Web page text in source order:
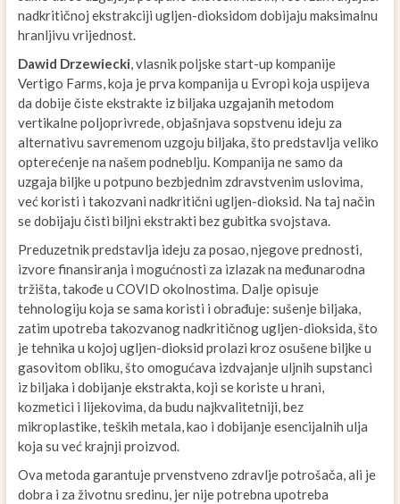
nadkritičnoj ekstrakciji ugljen-dioksidom dobijaju maksimalnu
hranljivu vrijednost.
Dawid Drzewiecki, vlasnik poljske start-up kompanije
Vertigo Farms, koja je prva kompanija u Evropi koja uspijeva
da dobije čiste ekstrakte iz biljaka uzgajanih metodom
vertikalne poljoprivrede, objašnjava sopstvenu ideju za
alternativu savremenom uzgoju biljaka, što predstavlja veliko
opterećenje na našem podneblju. Kompanija ne samo da
uzgaja biljke u potpuno bezbjednim zdravstvenim uslovima,
već koristi i takozvani nadkritični ugljen-dioksid. Na taj način
se dobijaju čisti biljni ekstrakti bez gubitka svojstava.
Preduzetnik predstavlja ideju za posao, njegove prednosti,
izvore finansiranja i mogućnosti za izlazak na međunarodna
tržišta, takođe u COVID okolnostima. Dalje opisuje
tehnologiju koja se sama koristi i obrađuje: sušenje biljaka,
zatim upotreba takozvanog nadkritičnog ugljen-dioksida, što
je tehnika u kojoj ugljen-dioksid prolazi kroz osušene biljke u
gasovitom obliku, što omogućava izdvajanje uljnih supstanci
iz biljaka i dobijanje ekstrakta, koji se koriste u hrani,
kozmetici i lijekovima, da budu najkvalitetniji, bez
mikroplastike, teških metala, kao i dobijanje esencijalnih ulja
koja su već krajnji proizvod.
Ova metoda garantuje prvenstveno zdravlje potrošača, ali je
dobra i za životnu sredinu, jer nije potrebna upotreba